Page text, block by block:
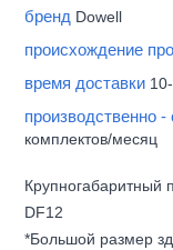
бренд Dowell
происхождение
время доставки
производственно
комплектов/месяц
DF12
*Большой размер